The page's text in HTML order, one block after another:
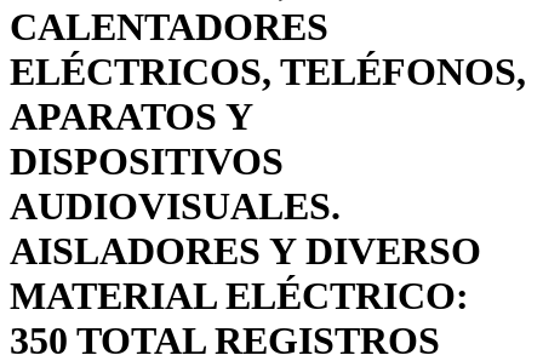
CALENTADORES
ELÉCTRICOS, TELÉFONOS,
APARATOS Y
DISPOSITIVOS
AUDIOVISUALES.
AISLADORES Y DIVERSO
MATERIAL ELÉCTRICO:
350 TOTAL REGISTROS